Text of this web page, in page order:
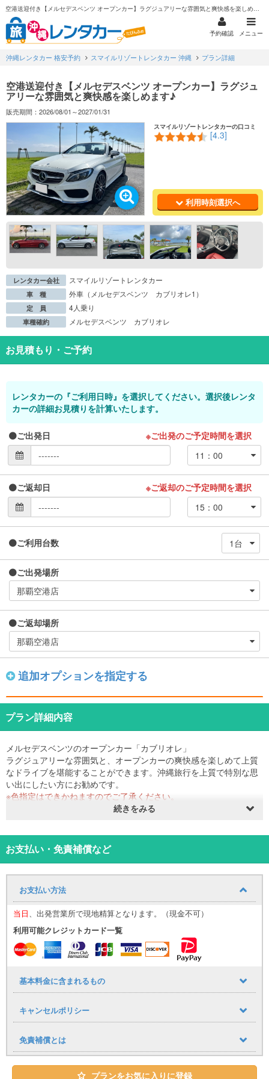
空港送迎付き【メルセデスベンツ オープンカー】ラグジュアリーな雰囲気と爽快感を楽しめます♪
予約確認 メニュー
沖縄レンタカー 格安予約 スマイルリゾートレンタカー 沖縄 プラン詳細
空港送迎付き【メルセデスベンツ オープンカー】ラグジュ
アリーな雰囲気と爽快感を楽しめます♪
販売期間：2026/08/01～2027/01/31
スマイルリゾートレンタカーの口コミ
[4.3]
利用時刻選択へ
レンタカー会社 スマイルリゾートレンタカー
車 種 外車（メルセデスベンツ カブリオレ1）
定 員 4人乗り
車種確約 メルセデスベンツ カブリオレ
お見積もり・ご予約
レンタカーの『ご利用日時』を選択してください。選択後レンタ
カーの詳細お見積りを計算いたします。
ご出発日 ※ご出発のご予定時間を選択
ご返却日 ※ご返却のご予定時間を選択
ご利用台数
ご出発場所
ご返却場所
追加オプションを指定する
プラン詳細内容
メルセデスベンツのオープンカー「カブリオレ」
ラグジュアリーな雰囲気と、オープンカーの爽快感を楽しめて上質
なドライブを堪能することができます。沖縄旅行を上質で特別な思
い出にしたい方にお勧めです。
※色指定はできかねますのでご了承ください。
【那覇空港送迎プランについて】
かりません。
■送迎運行時間
９：３０～１７：３０
※１時間おきに運行しており、１７：３０まで同様に調整いたしま
す。
空港への送りは１７：００発が最終便となりますので、予めご了承
下さい。
■乗車場所
那覇空港「１４番レンタカー送迎車乗り場」までお越しください。
（ご予約時のお願い）
・到着便名
・到着時間
（公式LINE登録のお願い）
録をお願いいたします。
続きをみる
お支払い・免責補償など
お支払い方法
当日
、出発営業所で現地精算となります。（現金不可）
利用可能クレジットカード一覧
基本料金に含まれるもの
キャンセルポリシー
免責補償とは
プランをお気に入りに登録